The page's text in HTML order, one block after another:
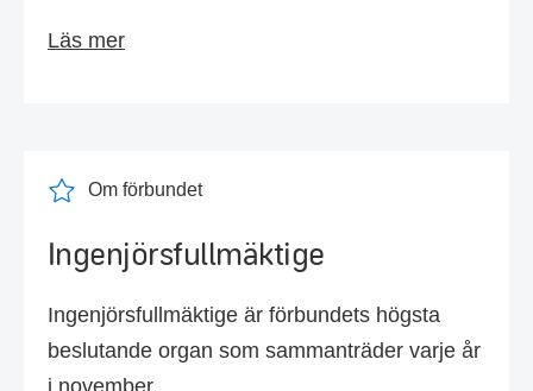
Läs mer
Om förbundet
Ingenjörsfullmäktige
Ingenjörsfullmäktige är förbundets högsta
beslutande organ som sammanträder varje år
i november.